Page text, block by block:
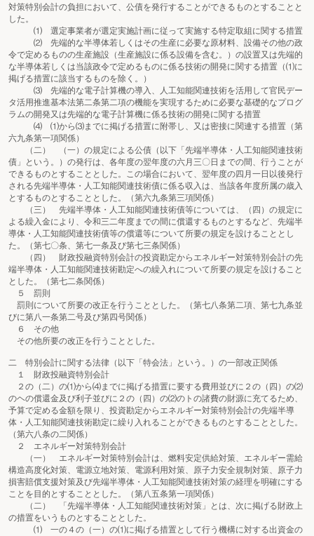
対策特別会計の負担において、公債を発行することができるものとすることと
した。
⑴ 選定事業者が選定実施計画に従って実施する特定取組に関する措置
⑵ 先端的な半導体若しくはその生産に必要な原材料、設備その他の政
令で定めるものの生産施設（生産施設に係る設備を含む。）の設置又は先端的
な半導体若しくは当該政令で定めるものに係る技術の開発に関する措置（⑴に
掲げる措置に該当するものを除く。）
⑶ 先端的な電子計算機の導入、人工知能関連技術を活用して官民デー
タ活用推進基本法第二条第二項の機能を実現するために必要な基礎的なプログ
ラムの開発又は先端的な電子計算機に係る技術の開発に関する措置
⑷ ⑴から⑶までに掲げる措置に附帯し、又は密接に関連する措置（第
六九条第一項関係）
（二） （一）の規定による公債（以下「先端半導体・人工知能関連技術
債」という。）の発行は、各年度の翌年度の六月三〇日までの間、行うことが
できるものとすることとした。この場合において、翌年度の四月一日以後発行
される先端半導体・人工知能関連技術債に係る収入は、当該各年度所属の歳入
とするものとすることとした。（第六九条第三項関係）
（三） 先端半導体・人工知能関連技術債等については、（四）の規定に
よる繰入金により、令和三二年度までの間に償還するものとするなど、先端半
導体・人工知能関連技術債等の償還等について所要の規定を設けることとし
た。（第七〇条、第七一条及び第七三条関係）
（四） 財政投融資特別会計の投資勘定からエネルギー対策特別会計の先
端半導体・人工知能関連技術勘定への繰入れについて所要の規定を設けること
とした。（第七二条関係）
５ 罰則
罰則について所要の改正を行うこととした。（第七八条第二項、第七九条並
びに第八一条第二号及び第四号関係）
６ その他
その他所要の改正を行うこととした。
二 特別会計に関する法律（以下「特会法」という。）の一部改正関係
１ 財政投融資特別会計
２の（二）の⑴から⑷までに掲げる措置に要する費用並びに２の（四）の⑵
のヘの償還金及び利子並びに２の（四）の⑵のトの諸費の財源に充てるため、
予算で定める金額を限り、投資勘定からエネルギー対策特別会計の先端半導
体・人工知能関連技術勘定に繰り入れることができるものとすることとした。
（第六八条の二関係）
２ エネルギー対策特別会計
（一） エネルギー対策特別会計は、燃料安定供給対策、エネルギー需給
構造高度化対策、電源立地対策、電源利用対策、原子力安全規制対策、原子力
損害賠償支援対策及び先端半導体・人工知能関連技術対策の経理を明確にする
ことを目的とすることとした。（第八五条第一項関係）
（二） 「先端半導体・人工知能関連技術対策」とは、次に掲げる財政上
の措置をいうものとすることとした。
⑴ 一の４の（一）の⑴に掲げる措置として行う機構に対する出資金の